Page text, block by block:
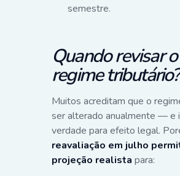
semestre.
Quando revisar o
regime tributário?
Muitos acreditam que o
ser alterado anualmente — e
verdade para efeito legal.
reavaliação em julho
projeção realista para: